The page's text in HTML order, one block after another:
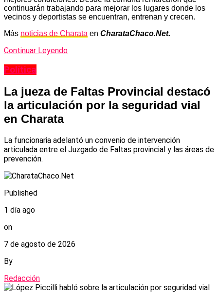
continuarán trabajando para mejorar los lugares donde los
vecinos y deportistas se encuentran, entrenan y crecen.
Más noticias de Charata en CharataChaco.Net.
Continuar Leyendo
Política
La jueza de Faltas Provincial destacó
la articulación por la seguridad vial
en Charata
La funcionaria adelantó un convenio de intervención
articulada entre el Juzgado de Faltas provincial y las áreas de
prevención.
Published
1 día ago
on
7 de agosto de 2026
By
Redacción